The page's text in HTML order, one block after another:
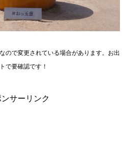
ので変更されている場合があります。お出
で要確認です！
ンサーリンク